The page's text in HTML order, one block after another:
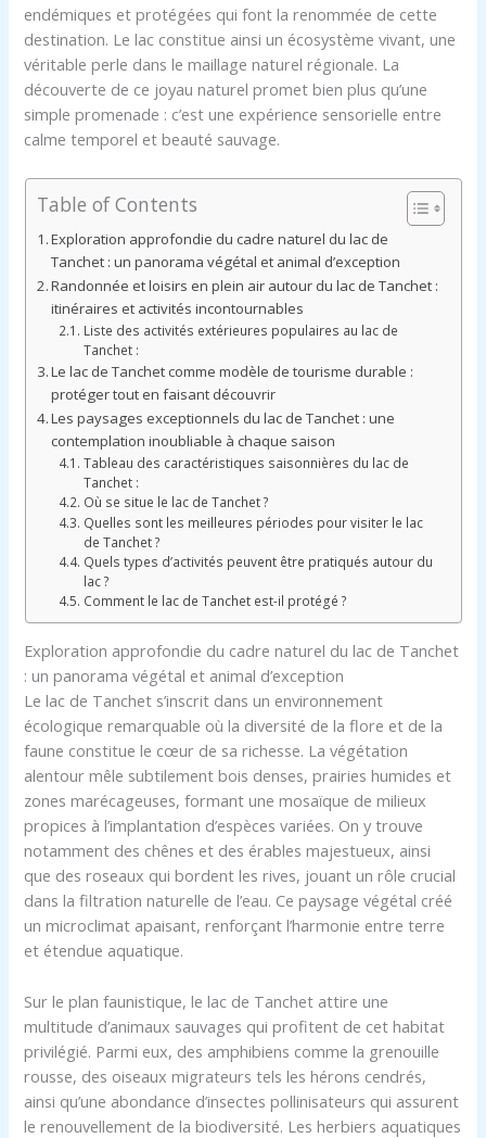
endémiques et protégées qui font la renommée de cette
destination. Le lac constitue ainsi un écosystème vivant, une
véritable perle dans le maillage naturel régionale. La
découverte de ce joyau naturel promet bien plus qu’une
simple promenade : c’est une expérience sensorielle entre
calme temporel et beauté sauvage.
Table of Contents
Exploration approfondie du cadre naturel du lac de
Tanchet : un panorama végétal et animal d’exception
Randonnée et loisirs en plein air autour du lac de Tanchet :
itinéraires et activités incontournables
Liste des activités extérieures populaires au lac de
Tanchet :
Le lac de Tanchet comme modèle de tourisme durable :
protéger tout en faisant découvrir
Les paysages exceptionnels du lac de Tanchet : une
contemplation inoubliable à chaque saison
Tableau des caractéristiques saisonnières du lac de
Tanchet :
Où se situe le lac de Tanchet ?
Quelles sont les meilleures périodes pour visiter le lac
de Tanchet ?
Quels types d’activités peuvent être pratiqués autour du
lac ?
Comment le lac de Tanchet est-il protégé ?
Exploration approfondie du cadre naturel du lac de Tanchet
: un panorama végétal et animal d’exception
Le lac de Tanchet s’inscrit dans un environnement
écologique remarquable où la diversité de la flore et de la
faune constitue le cœur de sa richesse. La végétation
alentour mêle subtilement bois denses, prairies humides et
zones marécageuses, formant une mosaïque de milieux
propices à l’implantation d’espèces variées. On y trouve
notamment des chênes et des érables majestueux, ainsi
que des roseaux qui bordent les rives, jouant un rôle crucial
dans la filtration naturelle de l’eau. Ce paysage végétal créé
un microclimat apaisant, renforçant l’harmonie entre terre
et étendue aquatique.
Sur le plan faunistique, le lac de Tanchet attire une
multitude d’animaux sauvages qui profitent de cet habitat
privilégié. Parmi eux, des amphibiens comme la grenouille
rousse, des oiseaux migrateurs tels les hérons cendrés,
ainsi qu’une abondance d’insectes pollinisateurs qui assurent
le renouvellement de la biodiversité. Les herbiers aquatiques